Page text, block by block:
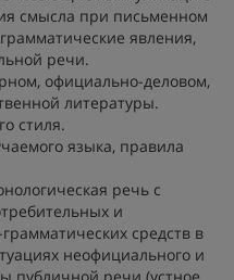
смысла при письменном
явления,
речи.
официально-деловом,
литературы.
стиля.
языка, правила
речь с
и
средств в
неофициального и